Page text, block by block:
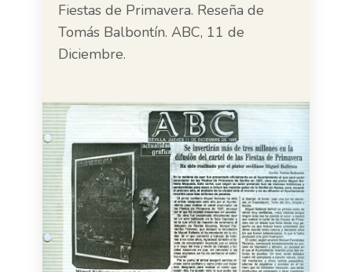
Fiestas de Primavera. Reseña de
Tomás Balbontín. ABC, 11 de
Diciembre.